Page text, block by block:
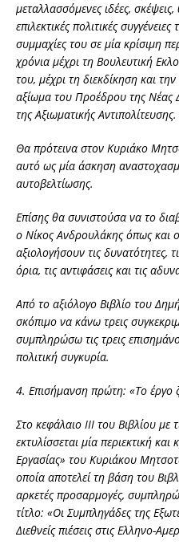
μεταλλασσόμενες ιδέες, σκέψεις,
επιλεκτικές πολιτικές
συμμαχίες του σε μία κρίσιμη
χρόνια μέχρι τη Βουλευτική
του, μέχρι τη διεκδίκηση και
αξίωμα του Προέδρου της Νέας
της Αξιωματικής Αντιπολίτευσης.
Θα πρότεινα στον Κυριάκο
αυτό ως μία άσκηση
αυτοβελτίωσης.
Επίσης θα συνιστούσα να το
ο Νίκος Ανδρουλάκης όπως και
αξιολογήσουν τις δυνατότητες,
όρια, τις αντιφάσεις και τις
Από το αξιόλογο Βιβλίο του
σκόπιμο να κάνω τρεις
συμπληρώσω τις τρεις
πολιτική συγκυρία.
4. Επισήμανση πρώτη: «Το έργο
Στο κεφάλαιο ΙΙΙ του Βιβλίου με
εκτυλίσσεται μία περιεκτική
Εργασίας» του Κυριάκου
οποία αποτελεί τη βάση του
αρκετές προσαρμογές,
τίτλο: «Οι Συμπληγάδες της
Διεθνείς πιέσεις στις Ελληνο-